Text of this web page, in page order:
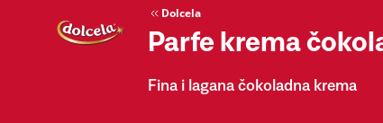
Dolcela
Parfe krema
Fina i lagana čokoladna krema